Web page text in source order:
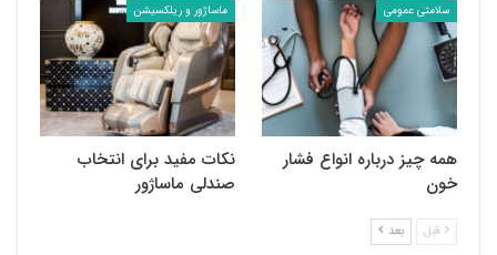
سلامتی عمومی
همه چیز درباره انواع فشار
خون
ماساژور و ریلکسیشن
نکات مفید برای انتخاب
صندلی ماساژور
قبل بعد